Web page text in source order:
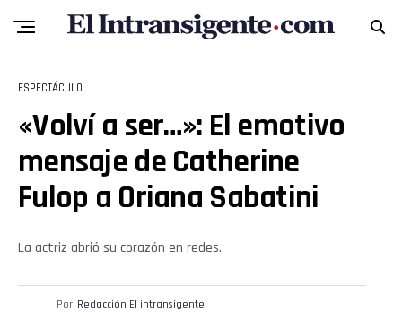
ESPECTÁCULO
«Volví a ser…»: El emotivo
mensaje de Catherine
Fulop a Oriana Sabatini
La actriz abrió su corazón en redes.
Por Redacción El intransigente